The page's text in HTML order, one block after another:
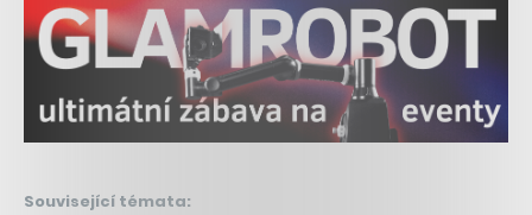
Související témata: